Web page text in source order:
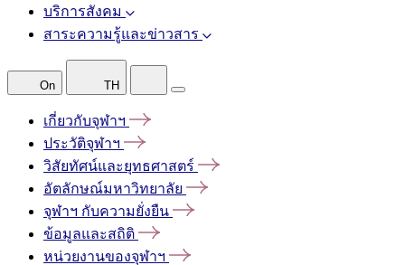
บริการสังคม
สาระความรู้และข่าวสาร
On TH
เกี่ยวกับจุฬาฯ
ประวัติจุฬาฯ
วิสัยทัศน์และยุทธศาสตร์
อัตลักษณ์มหาวิทยาลัย
จุฬาฯ กับความยั่งยืน
ข้อมูลและสถิติ
หน่วยงานของจุฬาฯ